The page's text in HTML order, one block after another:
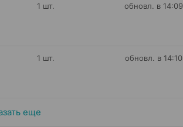
1 шт. обновл. в 14:09
1 шт. обновл. в 14:10
еще